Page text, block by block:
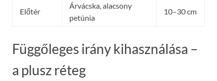
Előtér
Árvácska, alacsony
petúnia
10–30 cm
Függőleges irány kihasználása –
a plusz réteg